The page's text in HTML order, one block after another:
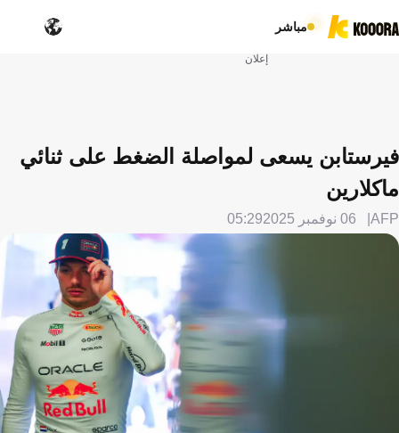
مباشر
إعلان
فيرستابن يسعى لمواصلة الضغط على ثنائي
ماكلارين
AFP 06 نوفمبر 2025 05:29